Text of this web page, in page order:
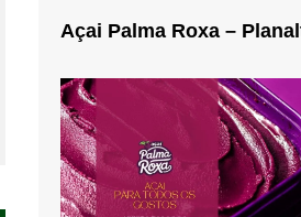
Açai Palma Roxa –